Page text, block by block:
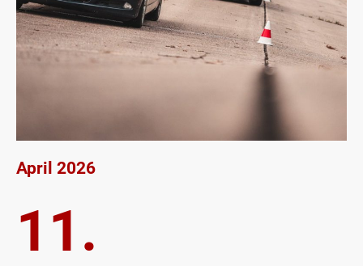
April 2026
11.